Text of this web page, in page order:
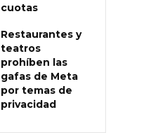
cuotas
Restaurantes y
teatros
prohíben las
gafas de Meta
por temas de
privacidad